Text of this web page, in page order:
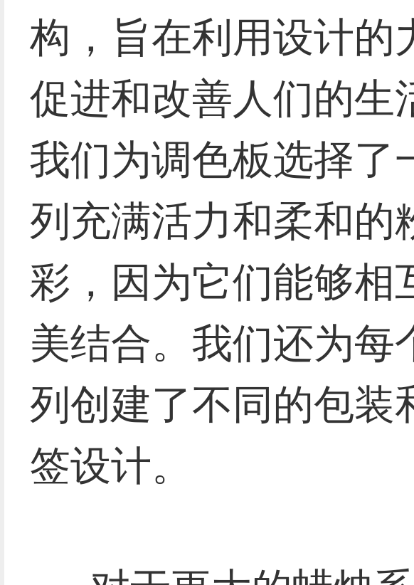
恭喜133****9020用户作
恭喜136****9807用户作
更多
构，旨在利用设计的
促进和改善人们的生
我们为调色板选择了
列充满活力和柔和的
彩，因为它们能够相
美结合。我们还为每
列创建了不同的包装
签设计。